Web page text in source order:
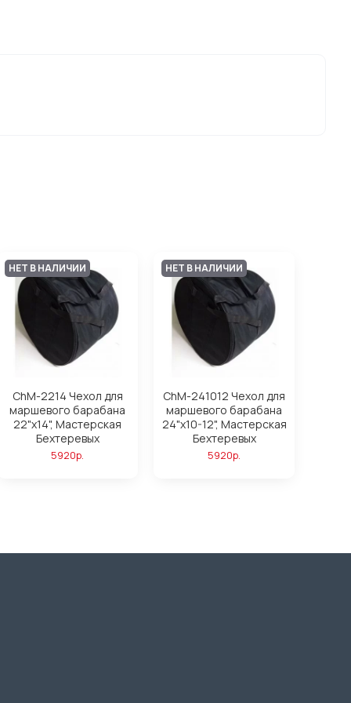
НЕТ В НАЛИЧИИ
ChM-2214 Чехол для
маршевого барабана
22"х14", Мастерская
Бехтеревых
5920р.
НЕТ В НАЛИЧИИ
ChM-241012 Чехол для
маршевого барабана
24"х10-12", Мастерская
Бехтеревых
5920р.